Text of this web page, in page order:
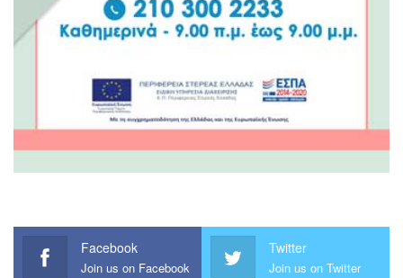
Facebook
Join us on Facebook
Twitter
Join us on Twitter